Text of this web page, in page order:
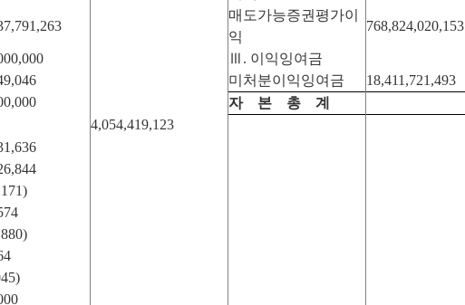
매도가능증권평가이
익
768,824,020,153
Ⅲ. 이익잉여금
미처분이익잉여금
18,411,721,493
자 본 총 계
4,054,419,123